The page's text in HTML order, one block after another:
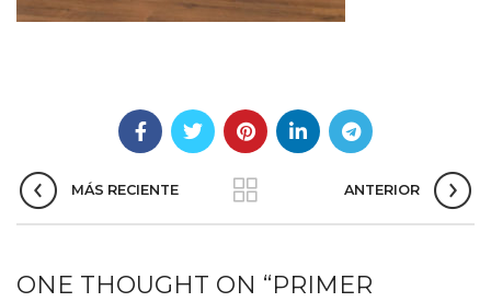
MÁS RECIENTE ANTERIOR
ONE THOUGHT ON “PRIMER